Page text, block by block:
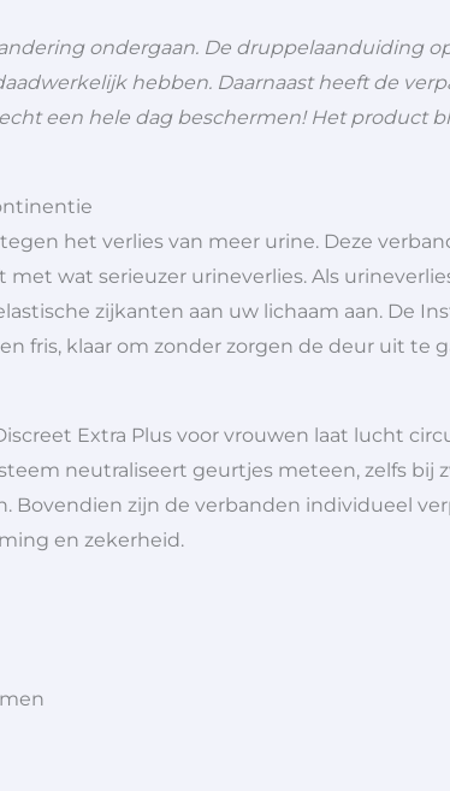
ondergaan. De druppelaanduiding
hebben. Daarnaast heeft de
een hele dag beschermen! Het product
het verlies van meer urine. Deze
wat serieuzer urineverlies. Als
zijkanten aan uw lichaam aan. De
fris, klaar om zonder zorgen de deur uit te
Extra Plus voor vrouwen laat lucht
neutraliseert geurtjes meteen, zelfs bij
zijn de verbanden individueel
en zekerheid.